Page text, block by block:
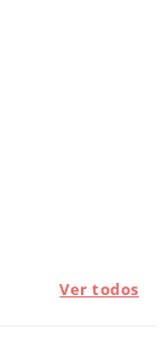
Ver todos